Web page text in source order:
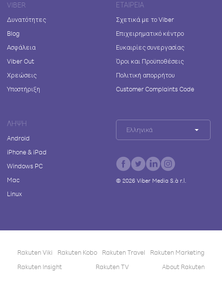
VIBER
Δυνατότητες
Blog
Ασφάλεια
Viber Out
Χρεώσεις
Υποστήριξη
ΕΤΑΙΡΕΊΑ
Σχετικά με το Viber
Επιχειρηματικό κέντρο
Ευκαιρίες συνεργασίας
Όροι και Προϋποθέσεις
Πολιτική απορρήτου
Customer Complaints Code
ΛΉΨΗ
Android
iPhone & iPad
Windows PC
Mac
Linux
Ελληνικά
© 2026Viber Media S.à r.l.
Rakuten Viki Rakuten Kobo Rakuten Travel
Rakuten Marketing
Rakuten Insight
Rakuten TV About Rakuten